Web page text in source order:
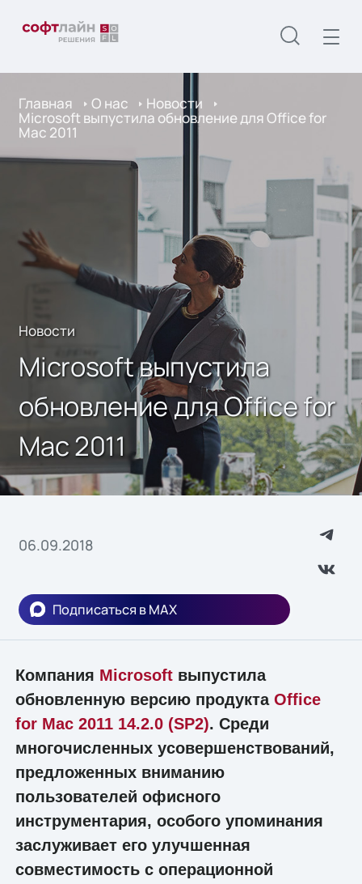
Главная О нас Новости
Microsoft выпустила обновление для Office for
Mac 2011
Новости
Microsoft выпустила
обновление для Office for
Mac 2011
06.09.2018
Подписаться в MAX
Компания Microsoftвыпустила
обновленную версию продукта Office
for Mac 2011 14.2.0 (SP2). Среди
многочисленных усовершенствований,
предложенных вниманию
пользователей офисного
инструментария, особого упоминания
заслуживает его улучшенная
совместимость с операционной